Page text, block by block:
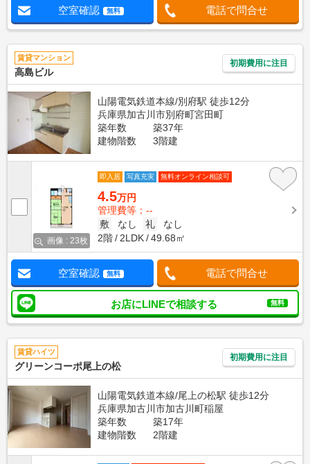
空室確認 無料 電話で問合せ
賃貸マンション
高島ビル
初期費用に注目
山陽電気鉄道本線/別府駅 徒歩12分
兵庫県加古川市別府町宮田町
築年数
築37年
建物階数
3階建
画像 : 23枚
即入居 写真充実 無料オンライン相談可
4.5万円
管理費等：--
敷
なし 礼
なし
2階
2LDK 49.68㎡
空室確認 無料 電話で問合せ
お店にLINEで相談する 無料
賃貸ハイツ
グリーンコーポ尾上の松
初期費用に注目
山陽電気鉄道本線/尾上の松駅 徒歩12分
兵庫県加古川市加古川町稲屋
築年数
築17年
建物階数
2階建